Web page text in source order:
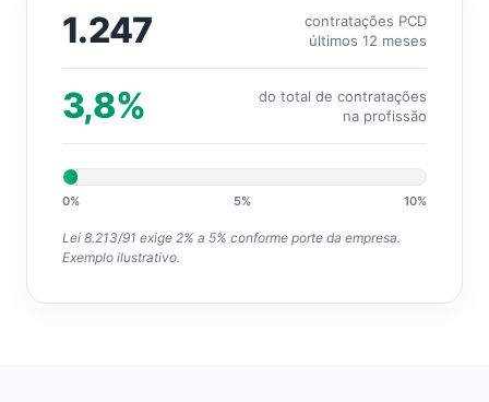
1.247
contratações PCD
últimos 12 meses
3,8%
do total de contratações
na profissão
0% 5% 10%
Lei 8.213/91 exige 2% a 5% conforme porte da empresa.
Exemplo ilustrativo.